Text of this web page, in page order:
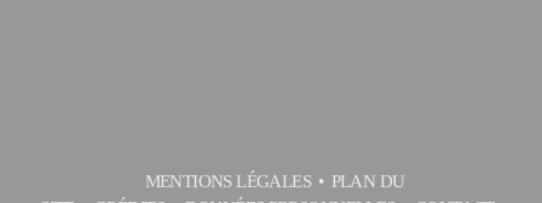
MENTIONS LÉGALES
PLAN DU